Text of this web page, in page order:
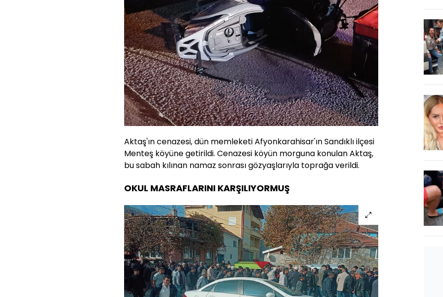
Aktaş'ın cenazesi, dün memleketi Afyonkarahisar'ın Sandıklı ilçesi
Menteş köyüne getirildi. Cenazesi köyün morguna konulan Aktaş,
bu sabah kılınan namaz sonrası gözyaşlarıyla toprağa verildi.
OKUL MASRAFLARINI KARŞILIYORMUŞ